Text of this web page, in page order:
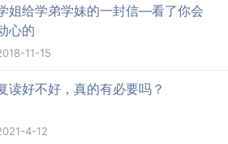
姐给学弟学妹的一封信—看了你会
心的
11-15
读好不好，真的有必要吗？
4-12